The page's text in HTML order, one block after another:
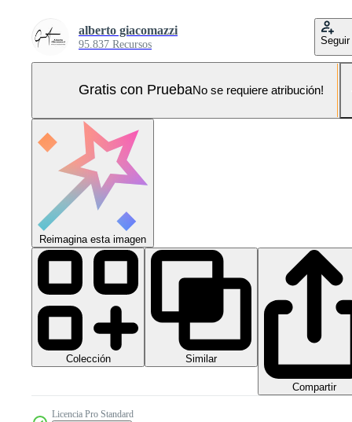
alberto giacomazzi
95.837 Recursos Seguir
Gratis con PruebaNo se requiere atribución!
Reimagina esta imagen
Colección Similar
Compartir
Licencia Pro Standard